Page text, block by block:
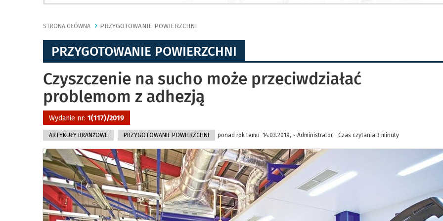
STRONA GŁÓWNA PRZYGOTOWANIE POWIERZCHNI
PRZYGOTOWANIE POWIERZCHNI
Czyszczenie na sucho może przeciwdziałać
problemom z adhezją
Wydanie nr: 1(117)/2019
ARTYKUŁY BRANŻOWE PRZYGOTOWANIE POWIERZCHNI ponad rok temu 14.03.2019, ~ Administrator, Czas czytania 3 minuty